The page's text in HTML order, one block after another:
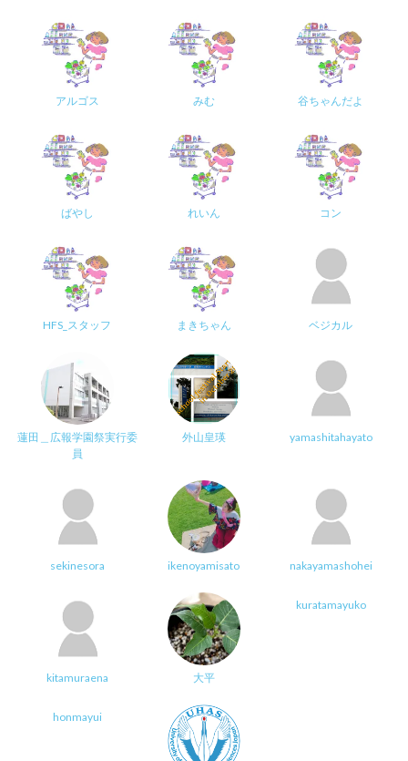
アルゴス みむ 谷ちゃんだよ
ばやし れいん コン
HFS_スタッフ まきちゃん ベジカル
蓮田＿広報学園祭実行委
員
外山皇瑛 yamashitahayato
sekinesora ikenoyamisato nakayamashohei
kitamuraena 大平
kuratamayuko
honmayui